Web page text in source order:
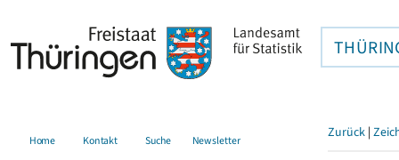
Home Kontakt Suche Newsletter Zurück |